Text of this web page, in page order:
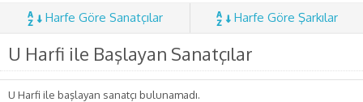
Harfe Göre Sanatçılar Harfe Göre Şarkılar
U Harfi ile Başlayan Sanatçılar
U Harfi ile başlayan sanatçı bulunamadı.